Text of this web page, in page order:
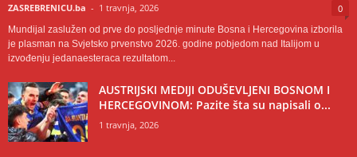
ZASREBRENICU.ba - 1 travnja, 2026 0
Mundijal zaslužen od prve do posljednje minute Bosna i Hercegovina izborila
je plasman na Svjetsko prvenstvo 2026. godine pobjedom nad Italijom u
izvođenju jedanaesteraca rezultatom...
AUSTRIJSKI MEDIJI ODUŠEVLJENI BOSNOM I
HERCEGOVINOM: Pazite šta su napisali o...
1 travnja, 2026